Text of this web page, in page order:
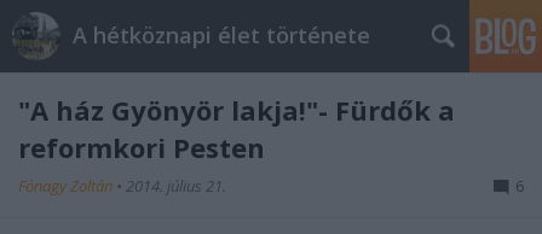
A hétköznapi élet története
"A ház Gyönyör lakja!"- Fürdők a
reformkori Pesten
Fónagy Zoltán • 2014. július 21. 6